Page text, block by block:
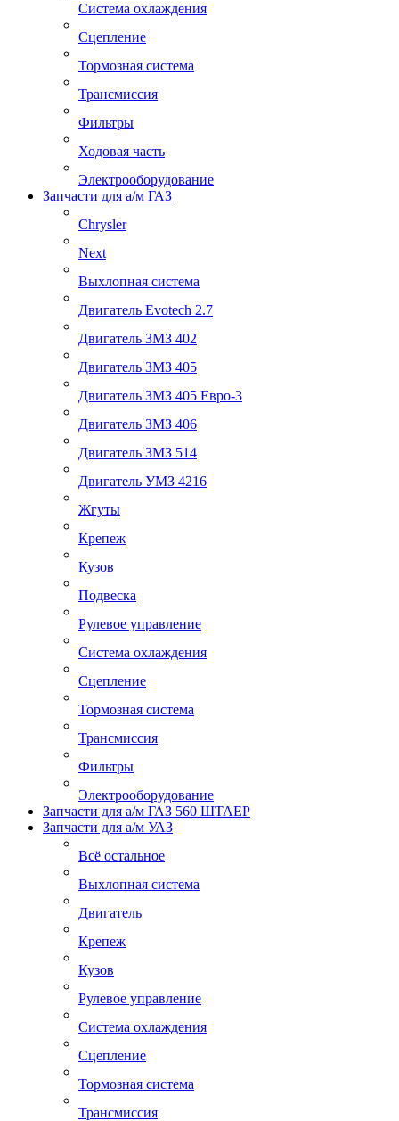
Система охлаждения
Сцепление
Тормозная система
Трансмиссия
Фильтры
Ходовая часть
Электрооборудование
Запчасти для а/м ГАЗ
Chrysler
Next
Выхлопная система
Двигатель Evotech 2.7
Двигатель ЗМЗ 402
Двигатель ЗМЗ 405
Двигатель ЗМЗ 405 Евро-3
Двигатель ЗМЗ 406
Двигатель ЗМЗ 514
Двигатель УМЗ 4216
Жгуты
Крепеж
Кузов
Подвеска
Рулевое управление
Система охлаждения
Сцепление
Тормозная система
Трансмиссия
Фильтры
Электрооборудование
Запчасти для а/м ГАЗ 560 ШТАЕР
Запчасти для а/м УАЗ
Всё остальное
Выхлопная система
Двигатель
Крепеж
Кузов
Рулевое управление
Система охлаждения
Сцепление
Тормозная система
Трансмиссия